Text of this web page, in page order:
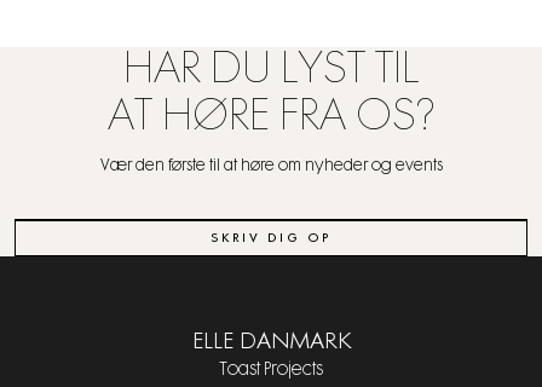
HAR DU LYST TIL
AT HØRE FRA OS?
Vær den første til at høre om nyheder og events
SKRIV DIG OP
ELLE DANMARK
Toast Projects